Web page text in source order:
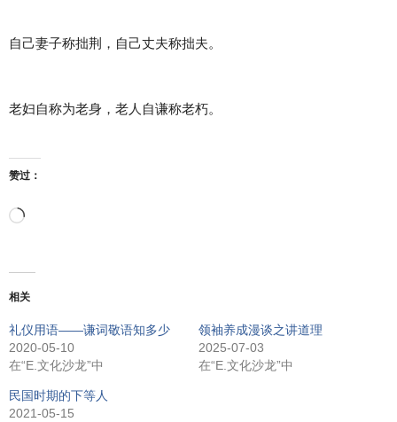
自己妻子称拙荆，自己丈夫称拙夫。
老妇自称为老身，老人自谦称老朽。
赞过：
正
加
载…
相关
礼仪用语——谦词敬语知多少
2020-05-10
在“E.文化沙龙”中
领袖养成漫谈之讲道理
2025-07-03
在“E.文化沙龙”中
民国时期的下等人
2021-05-15